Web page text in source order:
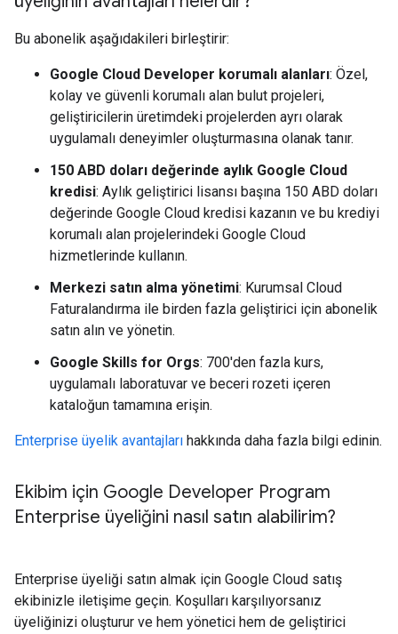
Bu abonelik aşağıdakileri birleştirir:
Google Cloud Developer korumalı alanları: Özel,
kolay ve güvenli korumalı alan bulut projeleri,
geliştiricilerin üretimdeki projelerden ayrı olarak
uygulamalı deneyimler oluşturmasına olanak tanır.
150 ABD doları değerinde aylık Google Cloud
kredisi: Aylık geliştirici lisansı başına 150 ABD doları
değerinde Google Cloud kredisi kazanın ve bu krediyi
korumalı alan projelerindeki Google Cloud
hizmetlerinde kullanın.
Merkezi satın alma yönetimi: Kurumsal Cloud
Faturalandırma ile birden fazla geliştirici için abonelik
satın alın ve yönetin.
Google Skills for Orgs: 700'den fazla kurs,
uygulamalı laboratuvar ve beceri rozeti içeren
kataloğun tamamına erişin.
Enterprise üyelik avantajları hakkında daha fazla bilgi edinin.
Ekibim için Google Developer Program
Enterprise üyeliğini nasıl satın alabilirim?
Enterprise üyeliği satın almak için Google Cloud satış
ekibinizle iletişime geçin. Koşulları karşılıyorsanız
üyeliğinizi oluşturur ve hem yönetici hem de geliştirici